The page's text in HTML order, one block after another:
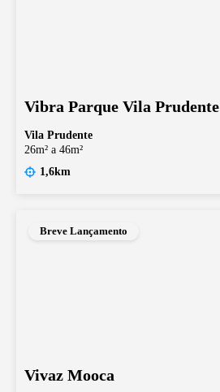
Vibra Parque Vila Prudente
Vila Prudente
26m² a 46m²
1,6km
Breve Lançamento
Vivaz Mooca